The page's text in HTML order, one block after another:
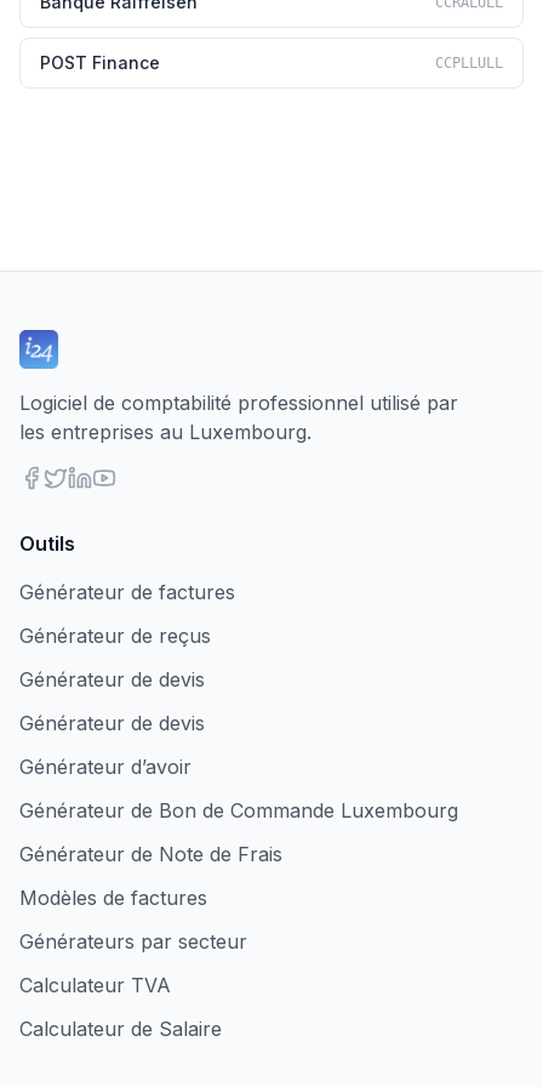
POST Finance CCPLLULL
Logiciel de comptabilité professionnel utilisé par
les entreprises au Luxembourg.
Outils
Générateur de factures
Générateur de reçus
Générateur de devis
Générateur de devis
Générateur d’avoir
Générateur de Bon de Commande Luxembourg
Générateur de Note de Frais
Modèles de factures
Générateurs par secteur
Calculateur TVA
Calculateur de Salaire